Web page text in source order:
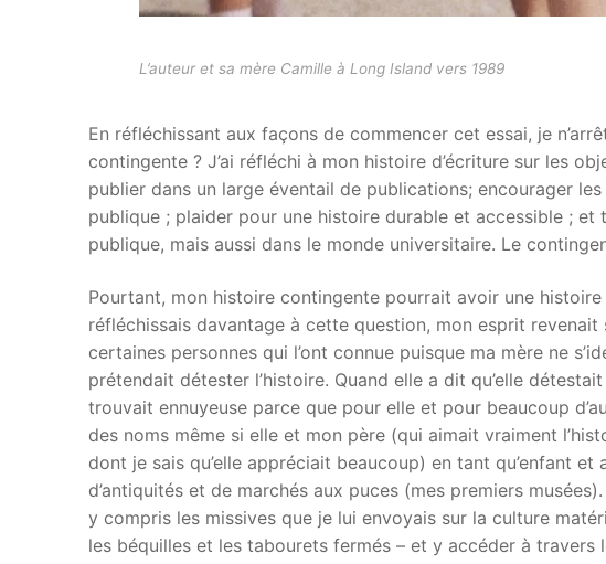
L’auteur et sa mère Camille à Long Island vers 1989
En réfléchissant aux façons de commencer cet essai, je
contingente ? J’ai réfléchi à mon histoire d’écriture sur les
publier dans un large éventail de publications; encourager
publique ; plaider pour une histoire durable et accessible ; et
publique, mais aussi dans le monde universitaire. Le
Pourtant, mon histoire contingente pourrait avoir une
réfléchissais davantage à cette question, mon esprit
certaines personnes qui l’ont connue puisque ma mère ne
prétendait détester l’histoire. Quand elle a dit qu’elle
trouvait ennuyeuse parce que pour elle et pour beaucoup
des noms même si elle et mon père (qui aimait vraiment
dont je sais qu’elle appréciait beaucoup) en tant qu’enfant
d’antiquités et de marchés aux puces (mes premiers
y compris les missives que je lui envoyais sur la culture
les béquilles et les tabourets fermés – et y accéder à travers